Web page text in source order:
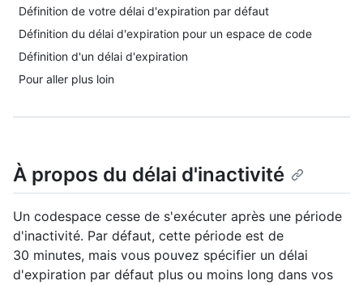
Définition de votre délai d'expiration par défaut
Définition du délai d'expiration pour un espace de code
Définition d'un délai d'expiration
Pour aller plus loin
À propos du délai d'inactivité
Un codespace cesse de s'exécuter après une période
d'inactivité. Par défaut, cette période est de
30 minutes, mais vous pouvez spécifier un délai
d'expiration par défaut plus ou moins long dans vos